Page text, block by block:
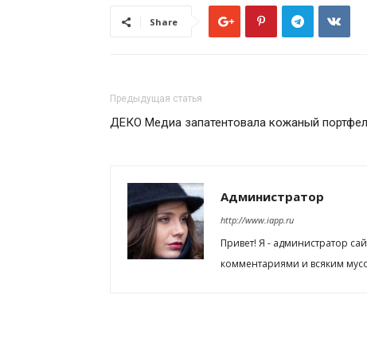
Share
Предыдущая статья
ДЕКО Медиа запатентовала кожаный
Администратор
http://www.iapp.ru
Привет! Я - администратор
комментариями и всяким